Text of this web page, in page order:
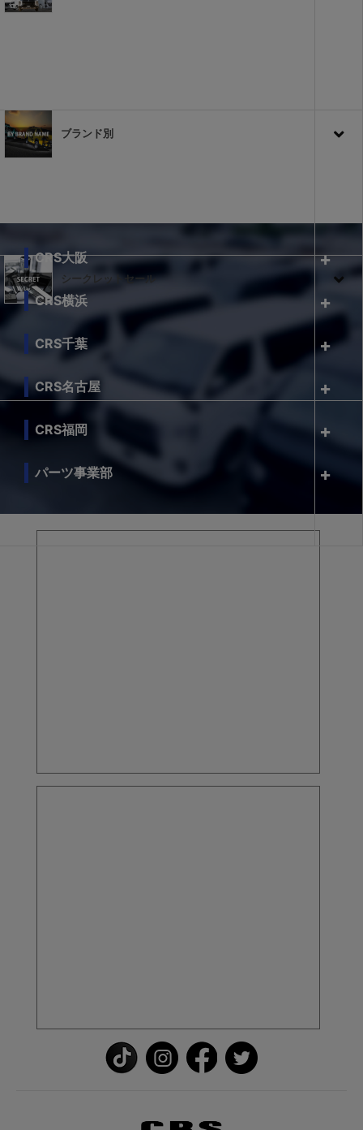
ブランド別
シークレットセール
CRS大阪
CRS横浜
CRS千葉
CRS名古屋
CRS福岡
パーツ事業部